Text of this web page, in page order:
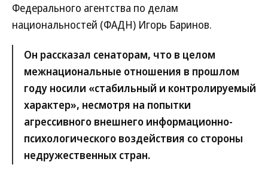
Федерального агентства по делам
национальностей (ФАДН) Игорь Баринов.
Он рассказал сенаторам, что в целом
межнациональные отношения в прошлом
году носили «стабильный и контролируемый
характер», несмотря на попытки
агрессивного внешнего информационно-
психологического воздействия со стороны
недружественных стран.